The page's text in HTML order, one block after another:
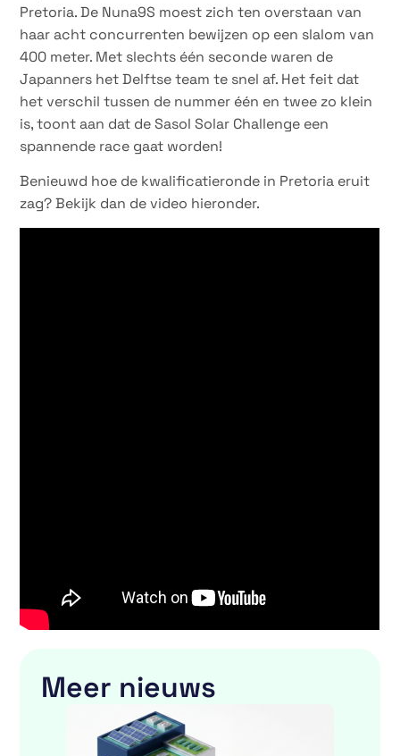
Pretoria. De Nuna9S moest zich ten overstaan van
haar acht concurrenten bewijzen op een slalom van
400 meter. Met slechts één seconde waren de
Japanners het Delftse team te snel af. Het feit dat
het verschil tussen de nummer één en twee zo klein
is, toont aan dat de Sasol Solar Challenge een
spannende race gaat worden!
Benieuwd hoe de kwalificatieronde in Pretoria eruit
zag? Bekijk dan de video hieronder.
Meer nieuws